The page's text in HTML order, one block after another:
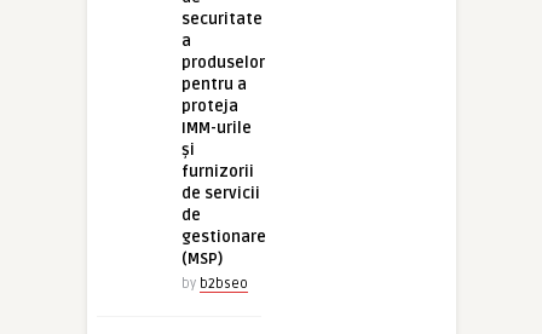
securitate
a
produselor
pentru a
proteja
IMM-urile
și
furnizorii
de servicii
de
gestionare
(MSP)
by b2bseo